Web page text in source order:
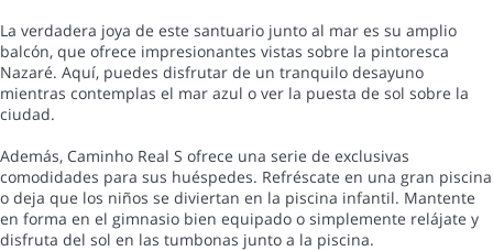
La verdadera joya de este santuario junto al mar es su amplio
balcón, que ofrece impresionantes vistas sobre la pintoresca
Nazaré. Aquí, puedes disfrutar de un tranquilo desayuno
mientras contemplas el mar azul o ver la puesta de sol sobre la
ciudad.
Además, Caminho Real S ofrece una serie de exclusivas
comodidades para sus huéspedes. Refréscate en una gran piscina
o deja que los niños se diviertan en la piscina infantil. Mantente
en forma en el gimnasio bien equipado o simplemente relájate y
disfruta del sol en las tumbonas junto a la piscina.